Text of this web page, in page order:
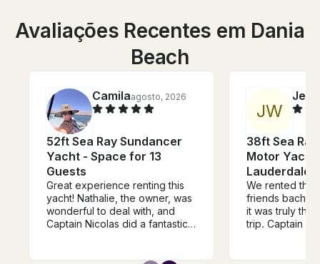
Avaliações Recentes em Dania
Beach
Camilaagosto, 2026
52ft Sea Ray Sundancer
Yacht - Space for 13
Guests
Great experience renting this
yacht! Nathalie, the owner, was
wonderful to deal with, and
Captain Nicolas did a fantastic
JW
38ft Sea
Motor Yacht
Lauderdale
We rented this
friends
it was truly the
trip. Captain